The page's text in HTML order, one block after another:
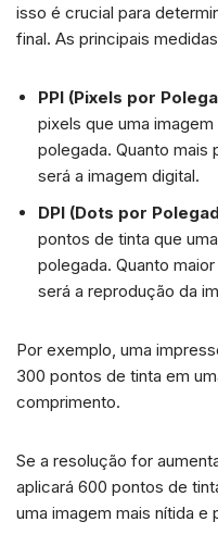
isso é crucial para
final. As principais
PPI (Pixels por
pixels que uma
polegada. Quanto mais
será a imagem digital.
DPI (Dots por
pontos de tinta que uma
polegada. Quanto
será a reprodução da
Por exemplo, uma
300 pontos de tinta em
comprimento.
Se a resolução for
aplicará 600 pontos de
uma imagem mais nítida e